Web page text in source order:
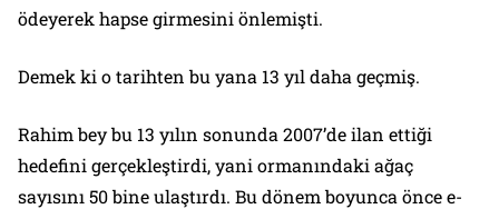
ödeyerek hapse girmesini önlemişti.
Demek ki o tarihten bu yana 13 yıl daha geçmiş.
Rahim bey bu 13 yılın sonunda 2007’de ilan ettiği
hedefini gerçekleştirdi, yani ormanındaki ağaç
sayısını 50 bine ulaştırdı. Bu dönem boyunca önce e-